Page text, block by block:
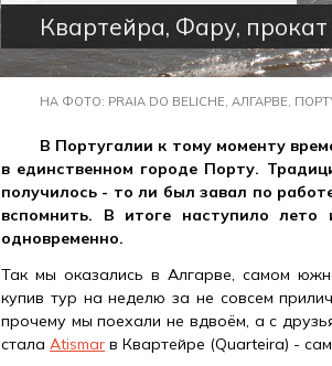
Квартейра, Фару,
НА ФОТО: PRAIA DO BELICHE, АЛГАРВЕ,
В Португалии к тому моменту
в единственном городе Порту.
получилось - то ли был завал по
вспомнить. В итоге наступило
одновременно.
Так мы оказались в Алгарве, самом
купив тур на неделю за не совсем
прочему мы поехали не вдвоём, а с
стала Atismar в Квартейре (Quarteira) -